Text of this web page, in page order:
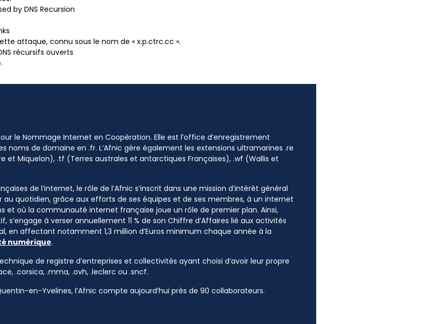
by DNS Recursion
attaque, connu sous le nom de « x.p.ctrc.cc ».
récursifs ouverts
le Nommage Internet en Coopération. Elle est l’office d’enregistrement
noms de domaine en .fr. L’Afnic gère également les extensions ultramarines .re
et Miquelon), .tf (Terres australes et antarctiques Françaises), .wf (Wallis et
de l’internet, le rôle de l’Afnic s’inscrit dans une mission d’intérêt général
au quotidien, grâce aux efforts de ses équipes et de ses membres, à un internet
et où la communauté internet française joue un rôle de premier plan. Ainsi,
s’engage à verser annuellement 11 % de son Chiffre d’Affaires lié aux activités
en affectant notamment 1,3 million d’Euros minimum chaque année à la
numérique.
de registre d’entreprises et collectivités ayant choisi d’avoir leur propre
.corsica, .mma, .ovh, .leclerc ou .sncf.
en-Yvelines, l’Afnic compte aujourd’hui près de 90 collaborateurs.